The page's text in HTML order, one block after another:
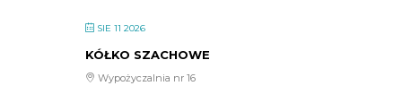
SIE 11 2026
KÓŁKO SZACHOWE
Wypożyczalnia nr 16